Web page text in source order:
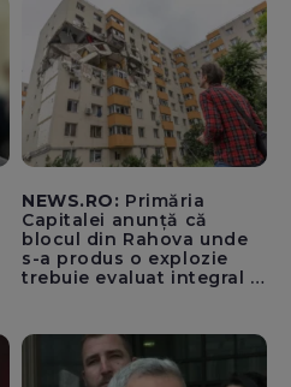
NEWS.RO: Primăria
Capitalei anunță că
blocul din Rahova unde
s-a produs o explozie
trebuie evaluat integral și
lucrările de punere în
siguranță a părții grav
afectate